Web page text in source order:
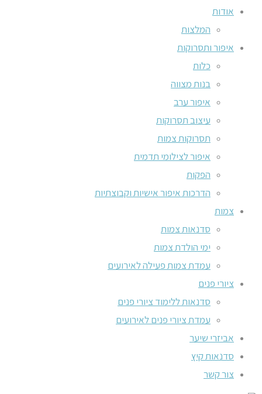
אודות
המלצות
איפור ותסרוקות
כלות
בנות מצווה
איפור ערב
עיצוב תסרוקות
תסרוקות צמות
איפור לצילומי תדמית
הפקות
הדרכות איפור אישיות וקבוצתיות
צמות
סדנאות צמות
ימי הולדת צמות
עמדת צמות פעילה לאירועים
ציורי פנים
סדנאות ללימוד ציורי פנים
עמדת ציורי פנים לאירועים
אביזרי שיער
סדנאות קיץ
צור קשר